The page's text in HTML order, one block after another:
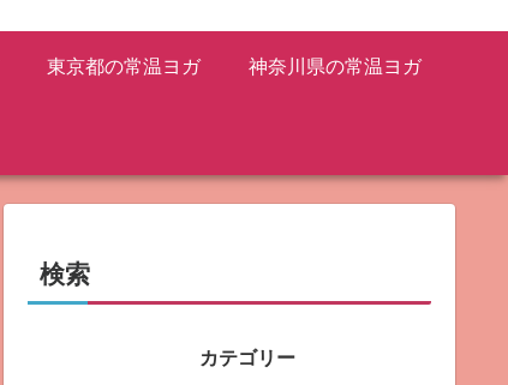
東京都の常温ヨガ 神奈川県の常温ヨガ
検索
カテゴリー